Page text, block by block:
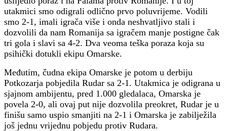
utakmici smo odigrali odlično prvo poluvrijeme. Vodili
smo 2-1, imali igrača više i onda neshvatljivo stali i
dozvolili da nam Romanija sa igračem manje postigne čak
tri gola i slavi sa 4-2. Dva veoma teška poraza koja su
psihički dotukli ekipu Omarske.
Međutim, čudna ekipa Omarske je potom u derbiju
Potkozarja pobjedila Rudar sa 2-1. Utakmica je odigrana u
sjajnom ambijentu, pred 1.000 gledalaca, Omarska je
povela 2-0, ali ovaj put nije dozvolila preokret, Rudar je u
finišu samo uspio smanjiti na 2-1 i Omarska je zabilježila
još jednu vrijednu pobjedu protiv Rudara.